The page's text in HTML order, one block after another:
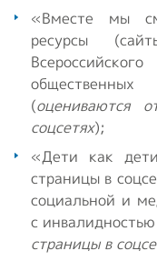
«Вместе мы
ресурсы
(оцениваются
соцсетях);
«Дети как
страницы в
социальной и
с
страницы в